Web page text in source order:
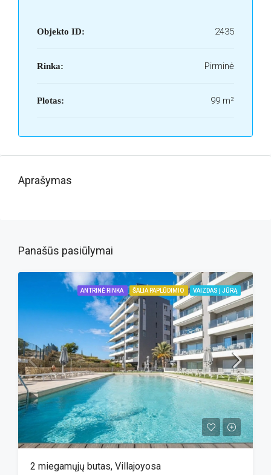
Objekto ID: 2435
Rinka: Pirminė
Plotas: 99 m²
Aprašymas
Panašūs pasiūlymai
ANTRINĖ RINKA ŠALIA PAPLŪDIMIO VAIZDAS Į JŪRĄ
2 miegamųjų butas, Villajoyosa